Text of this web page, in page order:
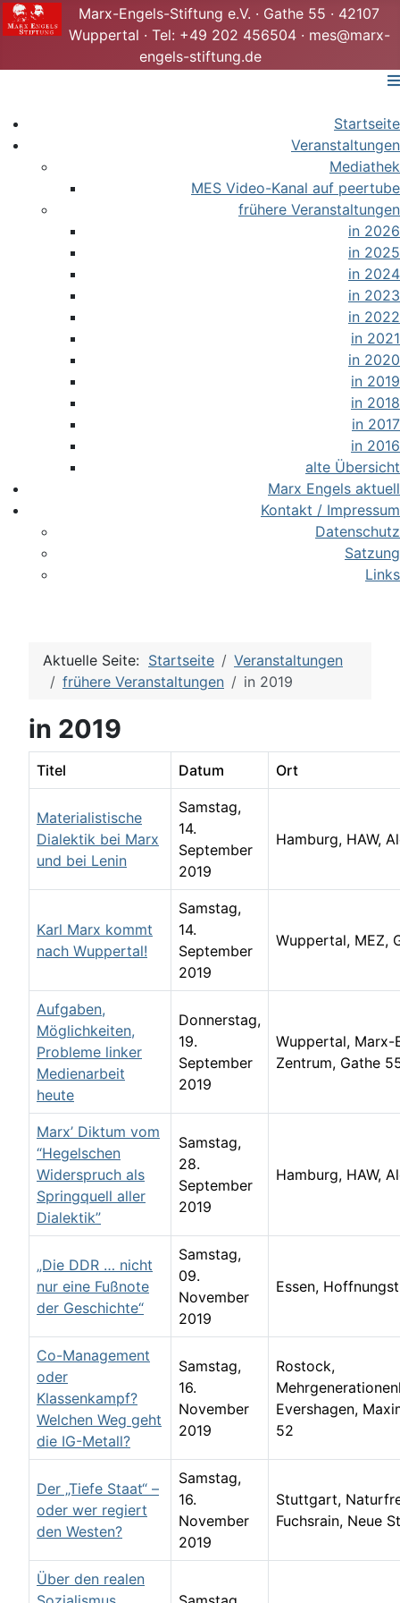
Marx-Engels-Stiftung e.V. · Gathe 55 · 42107
Wuppertal · Tel: +49 202 456504 · mes@marx-
engels-stiftung.de
Startseite
Veranstaltungen
Mediathek
MES Video-Kanal auf peertube
frühere Veranstaltungen
in 2026
in 2025
in 2024
in 2023
in 2022
in 2021
in 2020
in 2019
in 2018
in 2017
in 2016
alte Übersicht
Marx Engels aktuell
Kontakt / Impressum
Datenschutz
Satzung
Links
Aktuelle Seite: Startseite
Veranstaltungen
frühere Veranstaltungen
in 2019
in 2019
Titel Datum Ort
Materialistische
Dialektik bei Marx
und bei Lenin
Samstag,
14.
September
2019
Hamburg, HAW,
Karl Marx kommt
nach Wuppertal!
Samstag,
14.
September
2019
Wuppertal, MEZ,
Aufgaben,
Möglichkeiten,
Probleme linker
Medienarbeit
heute
Donnerstag,
19.
September
2019
Wuppertal, Marx-
Zentrum, Gathe
Marx’ Diktum vom
“Hegelschen
Widerspruch als
Springquell aller
Dialektik”
Samstag,
28.
September
2019
Hamburg, HAW,
„Die DDR … nicht
nur eine Fußnote
der Geschichte“
Samstag,
09.
November
2019
Essen,
Co-Management
oder
Klassenkampf?
Welchen Weg geht
die IG-Metall?
Samstag,
16.
November
2019
Rostock,
Evershagen,
52
Der „Tiefe Staat“ –
oder wer regiert
den Westen?
Samstag,
16.
November
2019
Stuttgart,
Fuchsrain, Neue
Über den realen